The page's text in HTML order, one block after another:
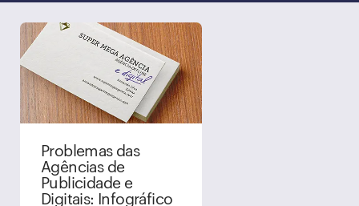
Problemas das
Agências de
Publicidade e
Digitais: Infográfico